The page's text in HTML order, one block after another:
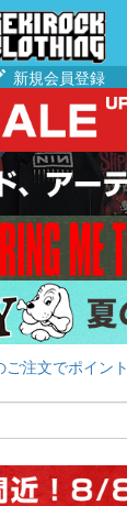
新規会員登録
注文でポイント